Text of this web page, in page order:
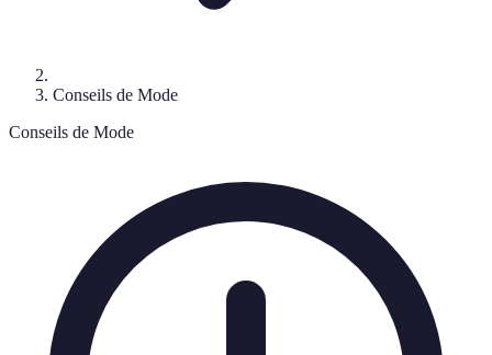
Conseils de Mode
Conseils de Mode